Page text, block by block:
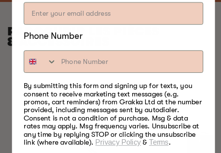
PARCOURIR LES PIÈCES
& ACCESSOIRES
Phone Number
By submitting this form and signing up for texts, you
consent to receive marketing text messages (e.g.
promos, cart reminders) from Grakka Ltd at the number
provided, including messages sent by autodialer.
Consent is not a condition of purchase. Msg & data
rates may apply. Msg frequency varies. Unsubscribe at
any time by replying STOP or clicking the unsubscribe
link (where available). Privacy Policy&Terms.